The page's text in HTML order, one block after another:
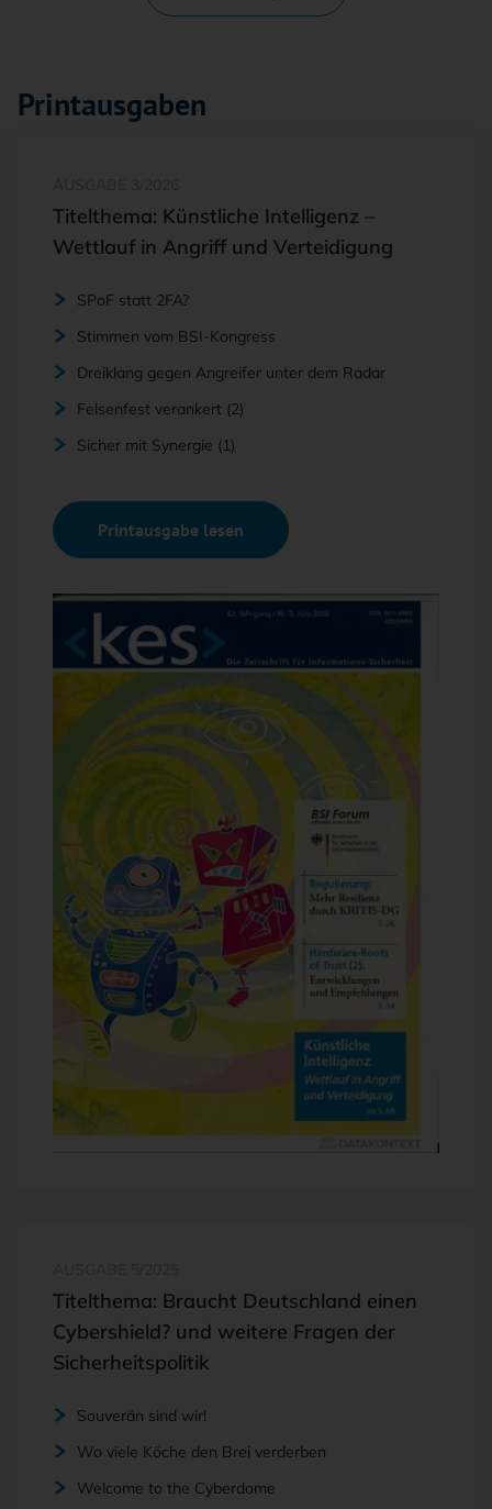
Printausgaben
Titelthema: Künstliche Intelligenz –
Wettlauf in Angriff und Verteidigung
SPoF statt 2FA?
Stimmen vom BSI-Kongress
Dreiklang gegen Angreifer unter dem Radar
Felsenfest verankert (2)
Sicher mit Synergie (1)
Printausgabe lesen
Titelthema: Braucht Deutschland einen
Cybershield? und weitere Fragen der
Sicherheitspolitik
Souverän sind wir!
Wo viele Köche den Brei verderben
Welcome to the Cyberdome